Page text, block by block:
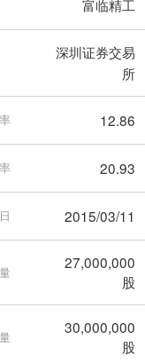
富临精工
深圳证券交易
所
12.86
20.93
2015/03/11
27,000,000
股
30,000,000
股